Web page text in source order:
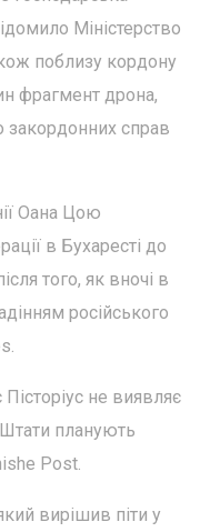
Міністерство
поблизу кордону
фрагмент дрона,
закордонних справ
Оана Цою
в Бухаресті до
того, як вночі в
російського
не виявляє
планують
Post.
вирішив піти у